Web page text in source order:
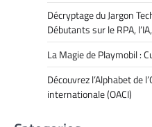
Décryptage du Jargon
Débutants sur le RPA,
La Magie de Playmobil :
Découvrez l’Alphabet de
internationale (OACI)